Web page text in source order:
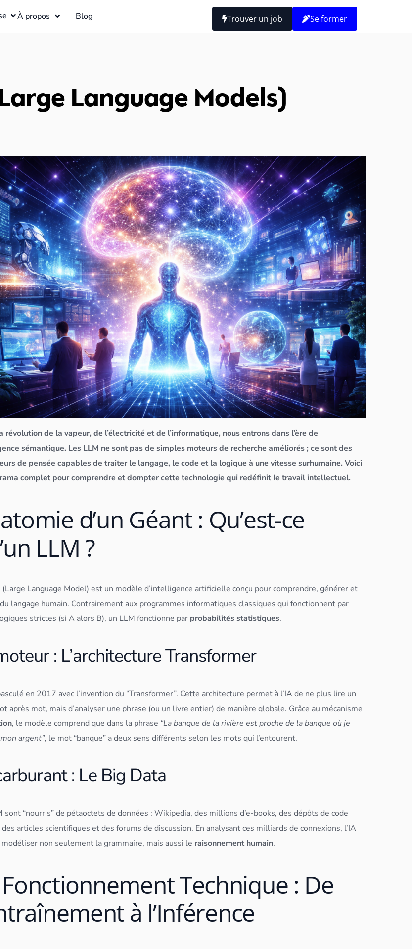
À propos Blog Trouver un job Se former
Language Models)
révolution de la vapeur, de l’électricité et de l’informatique, nous entrons dans l’ère de
sémantique. Les LLM ne sont pas de simples moteurs de recherche améliorés ; ce sont des
de pensée capables de traiter le langage, le code et la logique à une vitesse surhumaine. Voici
complet pour comprendre et dompter cette technologie qui redéfinit le travail intellectuel.
d’un Géant : Qu’est-ce
LLM ?
(Large Language Model) est un modèle d’intelligence artificielle conçu pour comprendre, générer et
langage humain. Contrairement aux programmes informatiques classiques qui fonctionnent par
strictes (si A alors B), un LLM fonctionne par probabilités statistiques.
: L’architecture Transformer
en 2017 avec l’invention du “Transformer”. Cette architecture permet à l’IA de ne plus lire un
après mot, mais d’analyser une phrase (ou un livre entier) de manière globale. Grâce au mécanisme
, le modèle comprend que dans la phrase “La banque de la rivière est proche de la banque où je
argent”, le mot “banque” a deux sens différents selon les mots qui l’entourent.
: Le Big Data
sont “nourris” de pétaoctets dedonnées : Wikipedia, des millions d’e-books, des dépôts de code
des articles scientifiques et des forums de discussion. En analysant ces milliards de connexions, l’IA
non seulement la grammaire, mais aussi le raisonnement humain.
Technique : De
à l’Inférence